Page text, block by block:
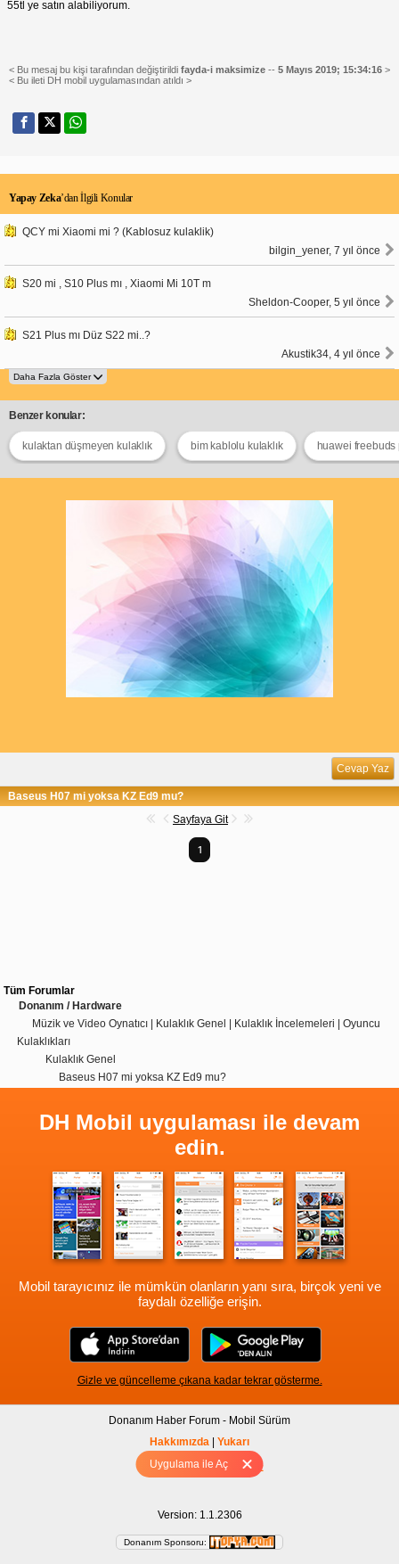
Uygulama ile Aç
55tl ye satın alabiliyorum.
< Bu mesaj bu kişi tarafından değiştirildi fayda-i maksimize -- 5 Mayıs 2019; 15:34:16 >
< Bu ileti DH mobil uygulamasından atıldı >
Yapay Zeka’dan İlgili Konular
QCY mi Xiaomi mi ? (Kablosuz kulaklik)
bilgin_yener, 7 yıl önce
S20 mi , S10 Plus mı , Xiaomi Mi 10T m
Sheldon-Cooper, 5 yıl önce
S21 Plus mı Düz S22 mi..?
Akustik34, 4 yıl önce
Benzer konular:
kulaktan düşmeyen kulaklık bim kablolu kulaklık huawei freebuds
Cevap Yaz
Baseus H07 mi yoksa KZ Ed9 mu?
Sayfaya Git
1
Tüm Forumlar
Donanım / Hardware
Müzik ve Video Oynatıcı | Kulaklık Genel | Kulaklık İncelemeleri | Oyuncu
Kulaklıkları
Kulaklık Genel
Baseus H07 mi yoksa KZ Ed9 mu?
DH Mobil uygulaması ile devam
edin.
Mobil tarayıcınız ile mümkün olanların yanı sıra, birçok yeni ve
faydalı özelliğe erişin.
Gizle ve güncelleme çıkana kadar tekrar gösterme.
Donanım Haber Forum - Mobil Sürüm
Hakkımızda | Yukarı
Tam sürüm için Tıklayınız
Version: 1.1.2306
Donanım Sponsoru: